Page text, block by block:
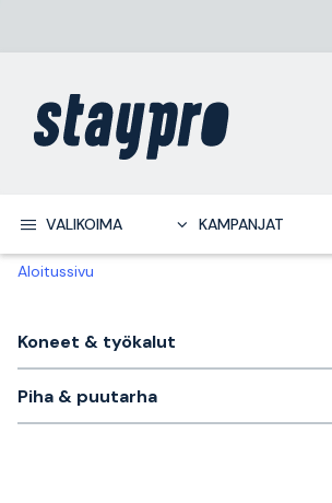
VALIKOIMA KAMPANJAT
Aloitussivu
Koneet & työkalut
Piha & puutarha